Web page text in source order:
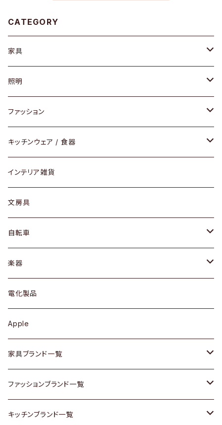
CATEGORY
家具
ソファ / ベンチ
チェア / スツール
ダイニングセット / ダイニングテーブル
ローテーブル / サイドテーブル
デスク / コンソール
ドレッサー
シェルフ
キュリオケース / 飾り棚
カップボード / 食器棚
チェスト
その他家具
Vintageヴィンテージ / Antiqueアンティーク
照明
ペンダントライト
テーブルランプ / デスクスタンド
フロアライト
ファッション
アクセサリー
リング
ピアス / イヤリング
財布
バッグ
アウター
トップス
ワンピース
ボトムス
靴
スカーフ
腕時計
キッチンウェア / 食器
グラス / タンブラー
カップ / マグ
プレート / ボウル
カトラリー
ケトル / ティーポット
鍋 / フライパン
Vintage / ヴィンテージ
銀製品
和物 / 作家物
インテリア雑貨
文房具
自転車
dahon
楽器
ギター
ベース
その他楽器
電化製品
Apple
家具ブランド一覧
ACME Furniture / アクメ ファニチャー
ACTUS / アクタス
ファッションブランド一覧
agnes b / アニエス ベー
キッチンブランド一覧